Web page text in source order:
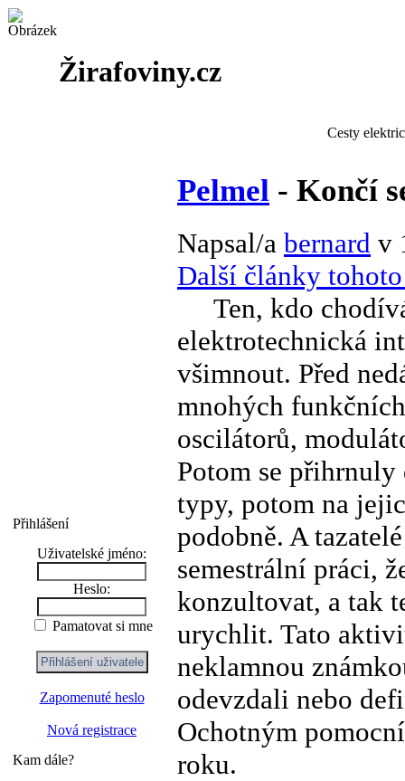
Žirafoviny.cz
Cesty
Přihlášení
Uživatelské jméno:
Heslo:
Pamatovat si mne
Zapomenuté heslo
Nová registrace
Kam dále?
Pelmel - Končí
Napsal/a bernard v
Další články
Ten, kdo
elektrotechnická
všimnout. Před
mnohých
oscilátorů,
Potom se přihrnuly
typy, potom na
podobně. A
semestrální práci,
konzultovat, a tak
urychlit. Tato
neklamnou
odevzdali nebo
Ochotným
roku.